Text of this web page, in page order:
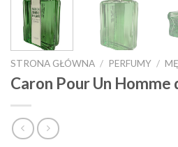
STRONA GŁÓWNA / PERFUMY /
Caron Pour Un Homme